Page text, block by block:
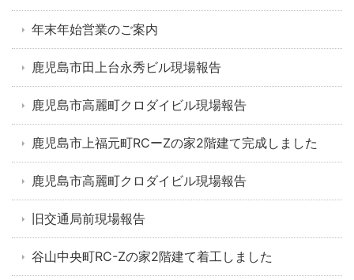
年末年始営業のご案内
鹿児島市田上台永秀ビル現場報告
鹿児島市高麗町クロダイビル現場報告
鹿児島市上福元町RCーZの家2階建て完成しました
鹿児島市高麗町クロダイビル現場報告
旧交通局前現場報告
谷山中央町RC-Zの家2階建て着工しました